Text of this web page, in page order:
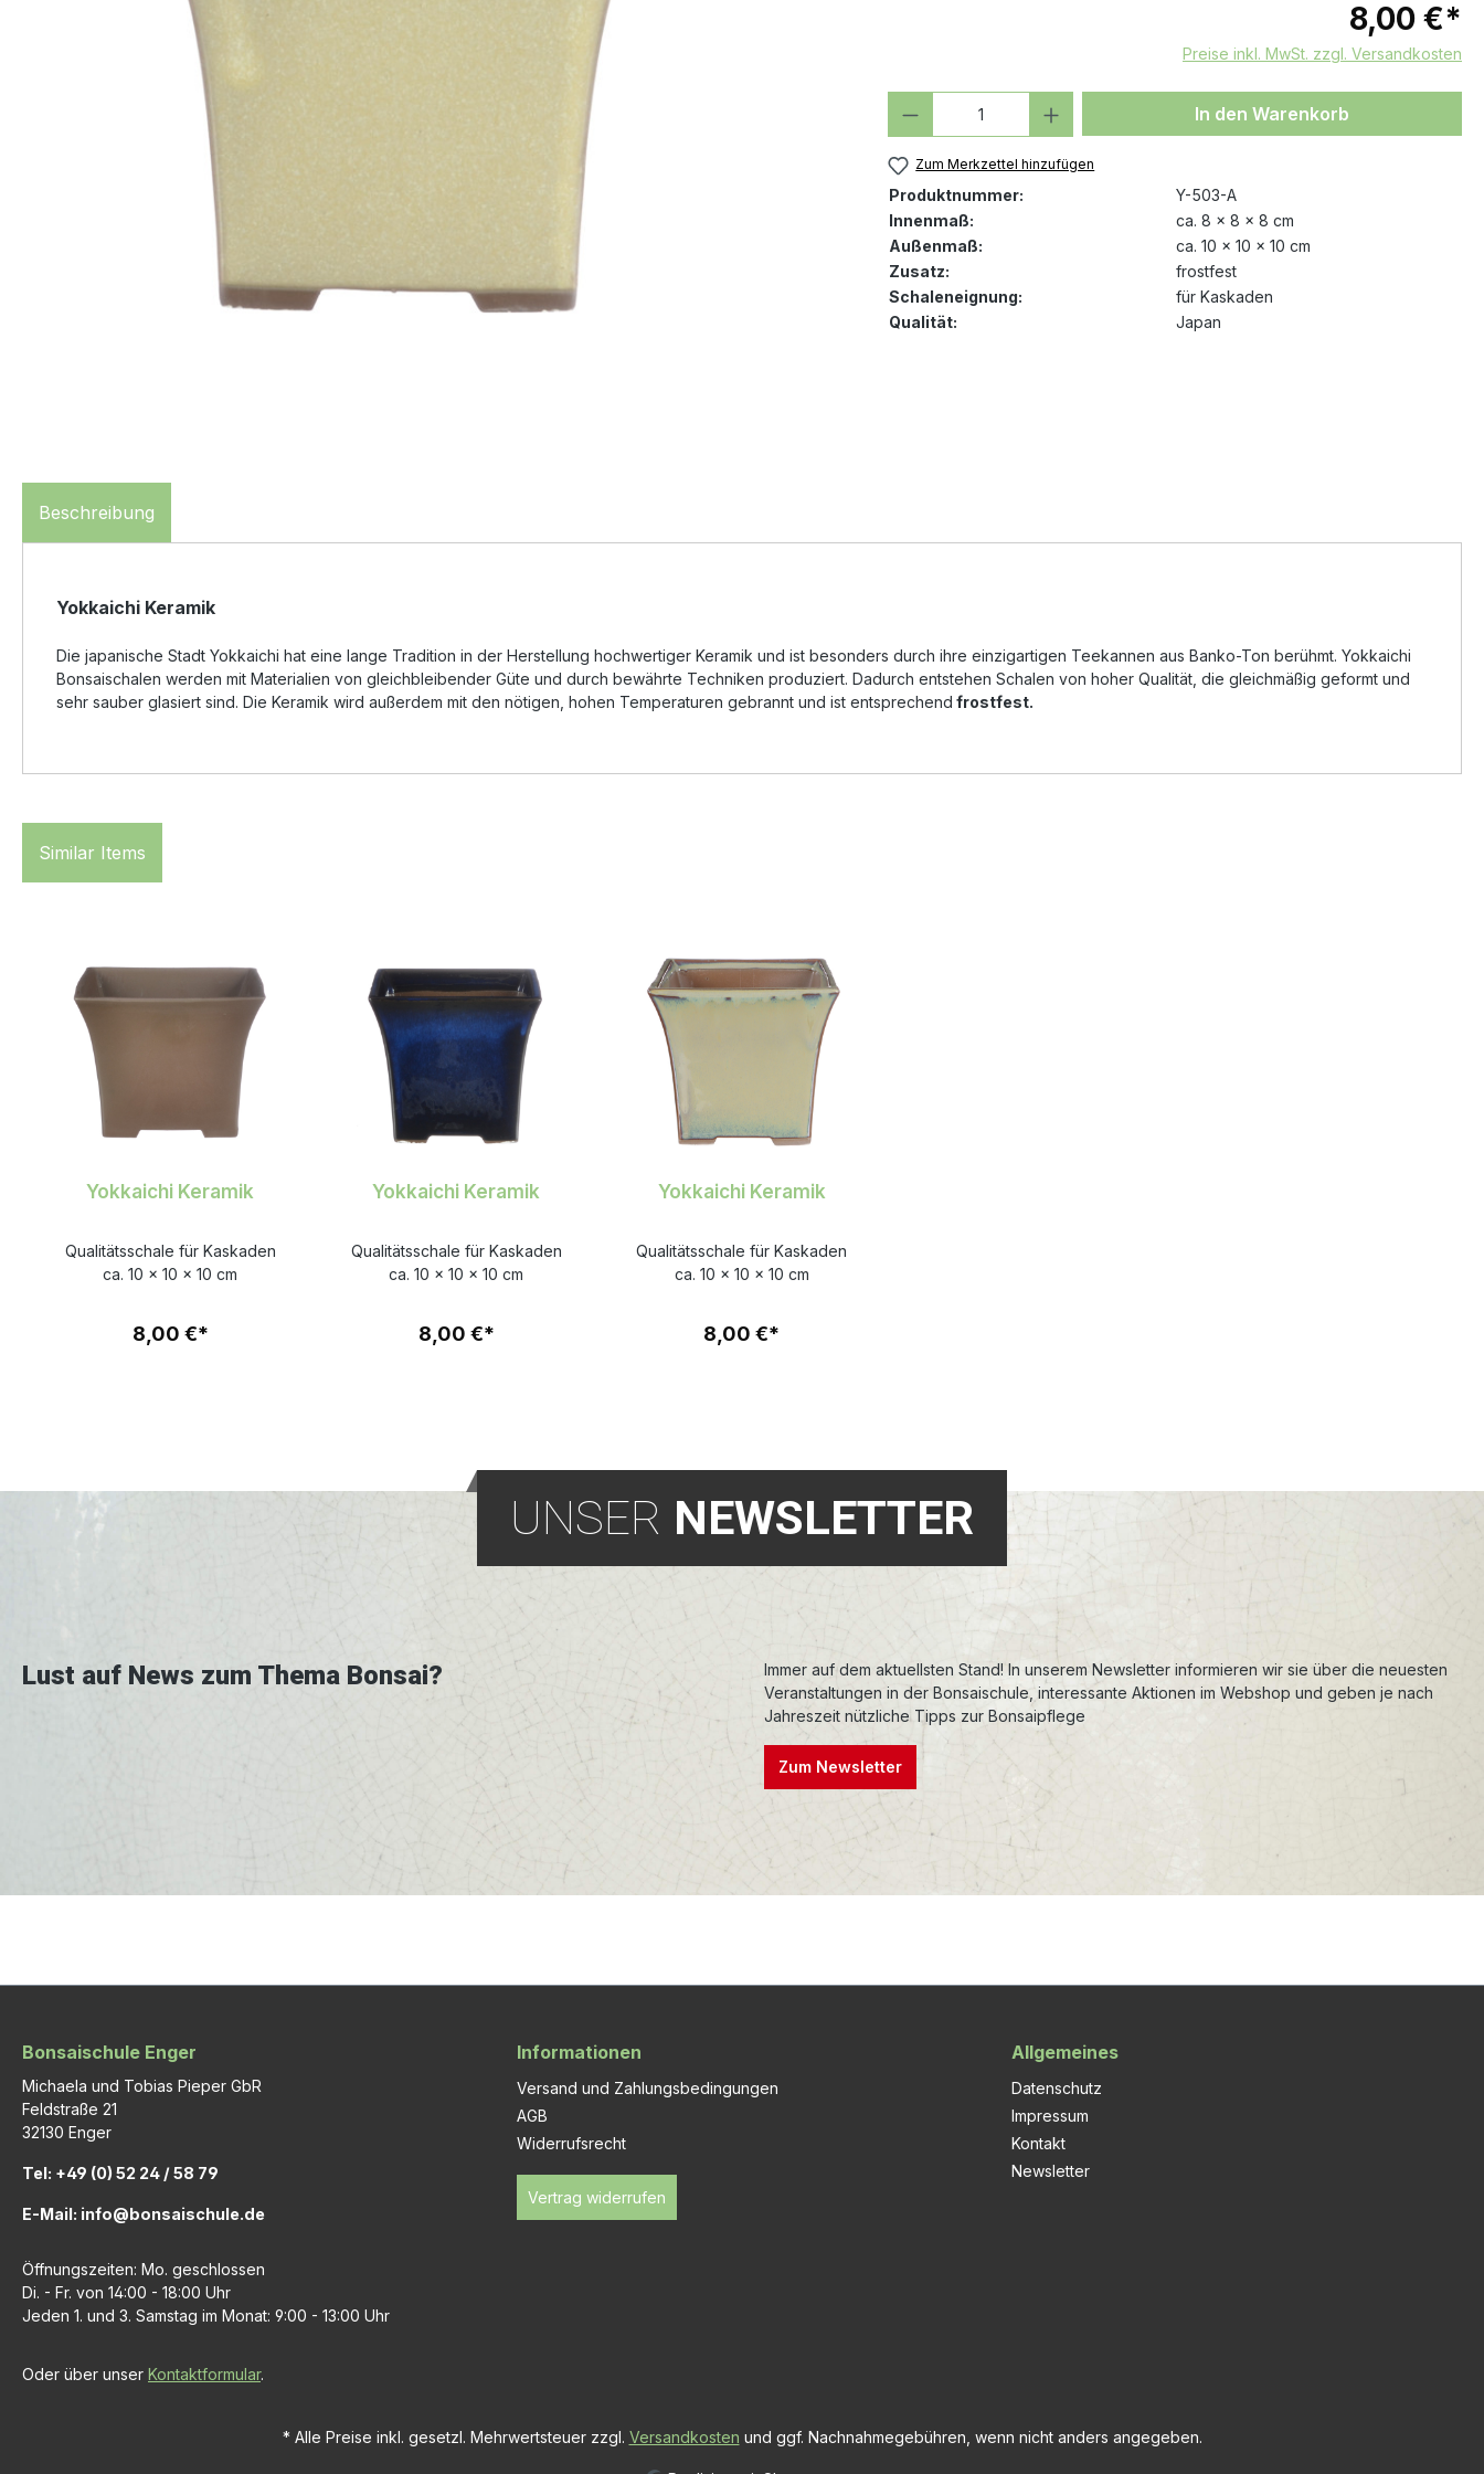
8,00 €*
Preise inkl. MwSt. zzgl. Versandkosten
Produkt Anzahl: Gib den gewünschten Wert
In den Warenkorb
Zum Merkzettel hinzufügen
Produktnummer:
Y-503-A
Innenmaß:
ca. 8 x 8 x 8 cm
Außenmaß:
ca. 10 x 10 x 10 cm
Zusatz:
frostfest
Schaleneignung:
für Kaskaden
Qualität:
Japan
Beschreibung
Yokkaichi Keramik
Die japanische Stadt Yokkaichi hat eine lange Tradition in der Herstellung hochwertiger Keramik und ist besonders durch ihre einzigartigen Teekannen aus Banko-Ton berühmt. Yokkaichi
Bonsaischalen werden mit Materialien von gleichbleibender Güte und durch bewährte Techniken produziert. Dadurch entstehen Schalen von hoher Qualität, die gleichmäßig geformt und
sehr sauber glasiert sind. Die Keramik wird außerdem mit den nötigen, hohen Temperaturen gebrannt und ist entsprechend frostfest.
Similar Items
Yokkaichi Keramik
Qualitätsschale für Kaskaden
ca. 10 x 10 x 10 cm
8,00 €*
Yokkaichi Keramik
Qualitätsschale für Kaskaden
ca. 10 x 10 x 10 cm
8,00 €*
Yokkaichi Keramik
Qualitätsschale für Kaskaden
ca. 10 x 10 x 10 cm
8,00 €*
UNSER NEWSLETTER
Lust auf News zum Thema Bonsai?
Immer auf dem aktuellsten Stand! In unserem Newsletter informieren wir sie über die neuesten
Veranstaltungen in der Bonsaischule, interessante Aktionen im Webshop und geben je nach
Jahreszeit nützliche Tipps zur Bonsaipflege
Zum Newsletter
Bonsaischule Enger
Michaela und Tobias Pieper GbR
Feldstraße 21
32130 Enger
Tel: +49 (0) 52 24 / 58 79
E-Mail: info@bonsaischule.de
Öffnungszeiten: Mo. geschlossen
Di. - Fr. von 14:00 - 18:00 Uhr
Jeden 1. und 3. Samstag im Monat: 9:00 - 13:00 Uhr
Oder über unser Kontaktformular.
Informationen
Versand und Zahlungsbedingungen
AGB
Widerrufsrecht
Vertrag widerrufen
Allgemeines
Datenschutz
Impressum
Kontakt
Newsletter
* Alle Preise inkl. gesetzl. Mehrwertsteuer zzgl. Versandkosten und ggf. Nachnahmegebühren, wenn nicht anders angegeben.